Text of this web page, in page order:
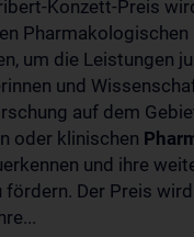
Konzett-Preis
um die Leistungen
und
auf dem
oder klinischen
und ihre
fördern. Der Preis